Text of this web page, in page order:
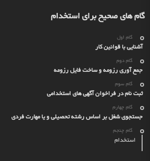
گام های صحیح برای استخدام
گام اول
آشنایی با قوانین کار
گام دوم
جمع آوری رزومه و ساخت فایل رزومه
گام سوم
ثبت نام در فراخوان آگهی های استخدامی
گام چهارم
جستجوی شغل بر اساس رشته تحصیلی و یا مهارت فردی
گام چنجم
استخدام